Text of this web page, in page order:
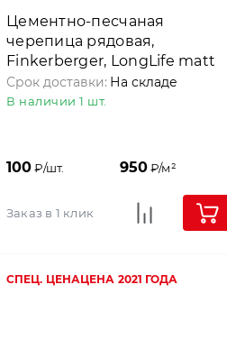
Цементно-песчаная
черепица рядовая,
Finkerberger, LongLife matt
Бордовый, Nelskamp
Срок доставки: На складе
В наличии 1 шт.
100₽/шт. 950₽/м²
Заказ в 1 клик
СПЕЦ. ЦЕНАЦЕНА 2021 ГОДА